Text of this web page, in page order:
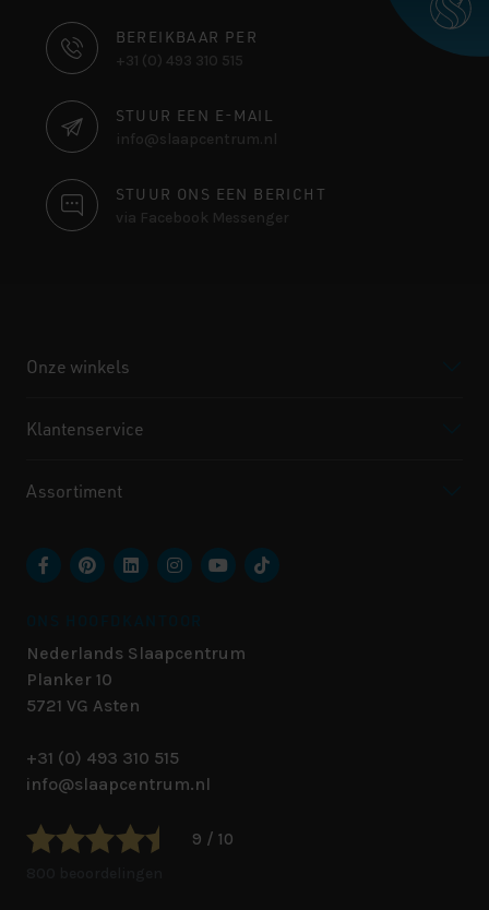
CONTACT
INFORMATIE
BEREIKBAAR PER
+31 (0) 493 310 515
STUUR EEN E-MAIL
info@slaapcentrum.nl
STUUR ONS EEN BERICHT
via Facebook Messenger
Onze winkels
Klantenservice
Assortiment
Nederlands Slaapcentrum
Planker 10
5721 VG Asten
+31 (0) 493 310 515
info@slaapcentrum.nl
9 / 10